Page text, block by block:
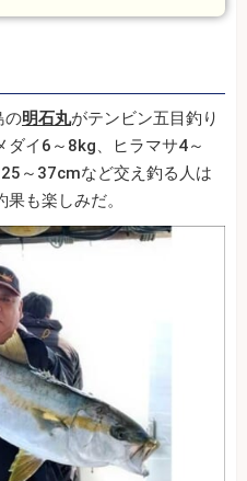
の明石丸がテンビン五目釣り
ダイ6～8kg、ヒラマサ4～
～37cmなど交え釣る人は
も楽しみだ。